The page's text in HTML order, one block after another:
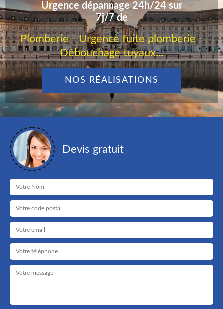
Urgence dépannage 24h/24 sur
7j/7 de
Plomberie - Urgence fuite plomberie -
Débouchage tuyaux...
NOS RÉALISATIONS
Devis gratuit